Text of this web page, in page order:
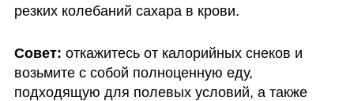
резких колебаний сахара в крови.
Совет: откажитесь от калорийных снеков и
возьмите с собой полноценную еду,
подходящую для полевых условий, а также